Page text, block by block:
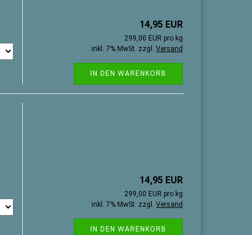
14,95 EUR
299,00 EUR pro kg
inkl. 7% MwSt. zzgl. Versand
IN DEN WARENKORB
14,95 EUR
299,00 EUR pro kg
inkl. 7% MwSt. zzgl. Versand
IN DEN WARENKORB